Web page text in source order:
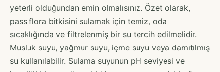
yeterli olduğundan emin olmalısınız. Özet olarak,
passiflora bitkisini sulamak için temiz, oda
sıcaklığında ve filtrelenmiş bir su tercih edilmelidir.
Musluk suyu, yağmur suyu, içme suyu veya damıtılmış
su kullanılabilir. Sulama suyunun pH seviyesi ve